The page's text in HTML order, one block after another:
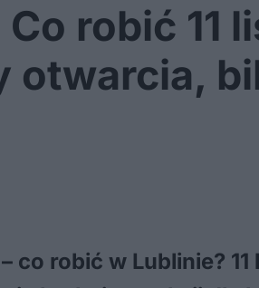
robić 11
otwarcia,
co robić w Lublinie?